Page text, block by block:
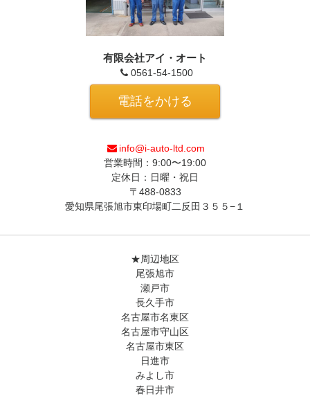
有限会社アイ・オート
0561-54-1500
電話をかける
info@i-auto-ltd.com
営業時間：9:00〜19:00
定休日：日曜・祝日
〒488-0833
愛知県尾張旭市東印場町二反田３５５−１
★周辺地区
尾張旭市
瀬戸市
長久手市
名古屋市名東区
名古屋市守山区
名古屋市東区
日進市
みよし市
春日井市